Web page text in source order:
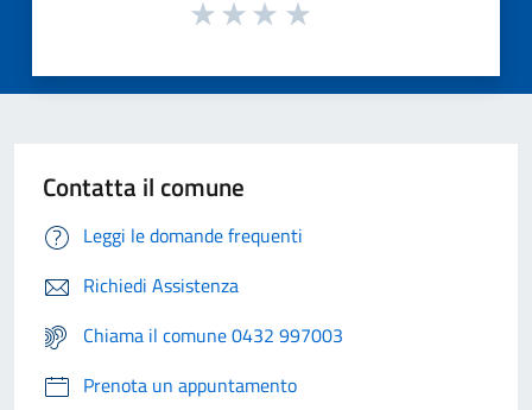
Contatta il comune
Leggi le domande frequenti
Richiedi Assistenza
Chiama il comune 0432 997003
Prenota un appuntamento